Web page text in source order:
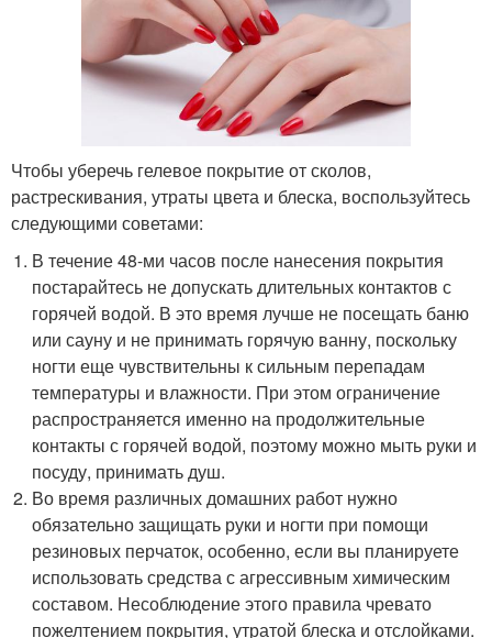
Чтобы уберечь гелевое покрытие от сколов,
растрескивания, утраты цвета и блеска, воспользуйтесь
следующими советами:
В течение 48-ми часов после нанесения покрытия
постарайтесь не допускать длительных контактов с
горячей водой. В это время лучше не посещать баню
или сауну и не принимать горячую ванну, поскольку
ногти еще чувствительны к сильным перепадам
температуры и влажности. При этом ограничение
распространяется именно на продолжительные
контакты с горячей водой, поэтому можно мыть руки и
посуду, принимать душ.
Во время различных домашних работ нужно
обязательно защищать руки и ногти при помощи
резиновых перчаток, особенно, если вы планируете
использовать средства с агрессивным химическим
составом. Несоблюдение этого правила чревато
пожелтением покрытия, утратой блеска и отслойками.